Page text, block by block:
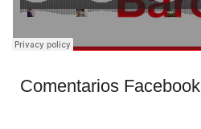
Comentarios Facebook